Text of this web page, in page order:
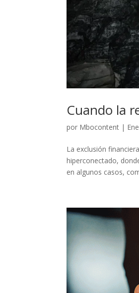
Cuando la
por Mbocontent |
La exclusión
hiperconectado,
en algunos casos,